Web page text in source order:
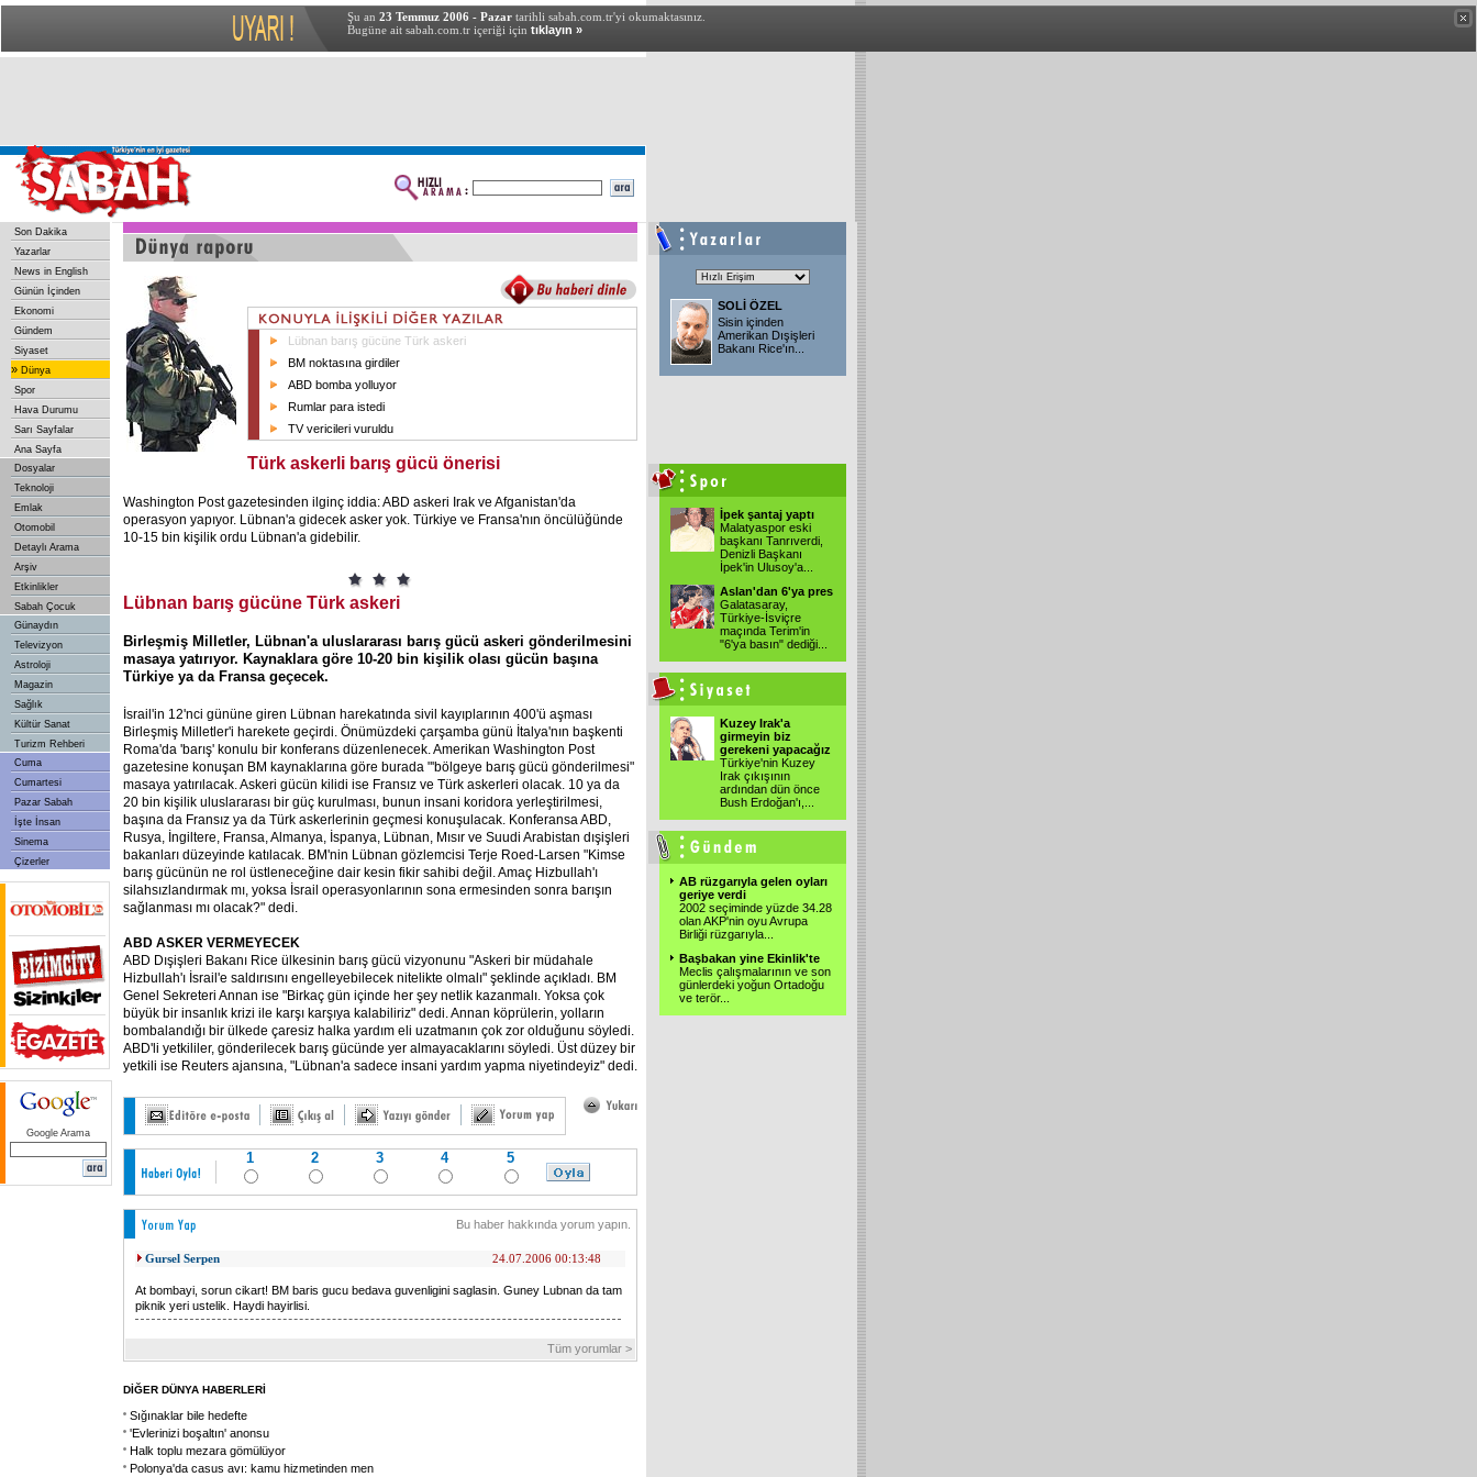
Şu an 23 Temmuz 2006 - Pazar tarihli sabah.com.tr'yi okumaktasınız.
Bugüne ait sabah.com.tr içeriği için tıklayın »
Son Dakika
Yazarlar
News in English
Günün İçinden
Ekonomi
Gündem
Siyaset
» Dünya
Spor
Hava Durumu
Sarı Sayfalar
Ana Sayfa
Dosyalar
Teknoloji
Emlak
Otomobil
Detaylı Arama
Arşiv
Etkinlikler
Sabah Çocuk
Günaydın
Televizyon
Astroloji
Magazin
Sağlık
Kültür Sanat
Turizm Rehberi
Cuma
Cumartesi
Pazar Sabah
İşte İnsan
Sinema
Çizerler
Google Arama
Lübnan barış gücüne Türk askeri
BM noktasına girdiler
ABD bomba yolluyor
Rumlar para istedi
TV vericileri vuruldu
Türk askerli barış gücü önerisi
Washington Post gazetesinden ilginç iddia: ABD askeri Irak ve Afganistan'da
operasyon yapıyor. Lübnan'a gidecek asker yok. Türkiye ve Fransa'nın öncülüğünde
10-15 bin kişilik ordu Lübnan'a gidebilir.
Lübnan barış gücüne Türk askeri
Birleşmiş Milletler, Lübnan'a uluslararası barış gücü askeri gönderilmesini
masaya yatırıyor. Kaynaklara göre 10-20 bin kişilik olası gücün başına
Türkiye ya da Fransa geçecek.
İsrail'in 12'nci gününe giren Lübnan harekatında sivil kayıplarının 400'ü aşması
Birleşmiş Milletler'i harekete geçirdi. Önümüzdeki çarşamba günü İtalya'nın başkenti
Roma'da 'barış' konulu bir konferans düzenlenecek. Amerikan Washington Post
gazetesine konuşan BM kaynaklarına göre burada "'bölgeye barış gücü gönderilmesi"
masaya yatırılacak. Askeri gücün kilidi ise Fransız ve Türk askerleri olacak. 10 ya da
20 bin kişilik uluslararası bir güç kurulması, bunun insani koridora yerleştirilmesi,
başına da Fransız ya da Türk askerlerinin geçmesi konuşulacak. Konferansa ABD,
Rusya, İngiltere, Fransa, Almanya, İspanya, Lübnan, Mısır ve Suudi Arabistan dışişleri
bakanları düzeyinde katılacak. BM'nin Lübnan gözlemcisi Terje Roed-Larsen "Kimse
barış gücünün ne rol üstleneceğine dair kesin fikir sahibi değil. Amaç Hizbullah'ı
silahsızlandırmak mı, yoksa İsrail operasyonlarının sona ermesinden sonra barışın
sağlanması mı olacak?" dedi.
ABD ASKER VERMEYECEK
ABD Dışişleri Bakanı Rice ülkesinin barış gücü vizyonunu "Askeri bir müdahale
Hizbullah'ı İsrail'e saldırısını engelleyebilecek nitelikte olmalı" şeklinde açıkladı. BM
Genel Sekreteri Annan ise "Birkaç gün içinde her şey netlik kazanmalı. Yoksa çok
büyük bir insanlık krizi ile karşı karşıya kalabiliriz" dedi. Annan köprülerin, yolların
bombalandığı bir ülkede çaresiz halka yardım eli uzatmanın çok zor olduğunu söyledi.
ABD'li yetkililer, gönderilecek barış gücünde yer almayacaklarını söyledi. Üst düzey bir
yetkili ise Reuters ajansına, "Lübnan'a sadece insani yardım yapma niyetindeyiz" dedi.
1 2 3 4 5
Bu haber hakkında yorum yapın.
Gursel Serpen 24.07.2006 00:13:48
At bombayi, sorun cikart! BM baris gucu bedava guvenligini saglasin. Guney Lubnan da tam
piknik yeri ustelik. Haydi hayirlisi.
Tüm yorumlar >
DİĞER DÜNYA HABERLERİ
Sığınaklar bile hedefte
'Evlerinizi boşaltın' anonsu
Halk toplu mezara gömülüyor
Polonya'da casus avı: kamu hizmetinden men
SOLİ ÖZEL
Sisin içinden
Amerikan Dışişleri
Bakanı Rice'ın...
İpek şantaj yaptı
Malatyaspor eski
başkanı Tanrıverdi,
Denizli Başkanı
İpek'in Ulusoy'a...
Aslan'dan 6'ya pres
Galatasaray,
Türkiye-İsviçre
maçında Terim'in
"6'ya basın" dediği...
Kuzey Irak'a
girmeyin biz
gerekeni yapacağız
Türkiye'nin Kuzey
Irak çıkışının
ardından dün önce
Bush Erdoğan'ı,...
AB rüzgarıyla gelen oyları
geriye verdi
2002 seçiminde yüzde 34.28
olan AKP'nin oyu Avrupa
Birliği rüzgarıyla...
Başbakan yine Ekinlik'te
Meclis çalışmalarının ve son
günlerdeki yoğun Ortadoğu
ve terör...